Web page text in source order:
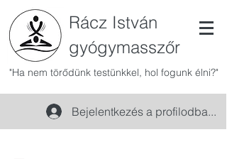
Rácz István
gyógymasszőr
"Ha nem törődünk testünkkel, hol fogunk élni?"
Bejelentkezés a profilodba...